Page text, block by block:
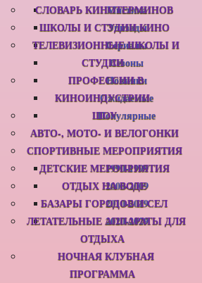
Мистика
Эпизоды
Сериалы
Сезоны
Новинки
Ожидаемые
Популярные
1990-1999
2000-2009
2010-2019
2020-2029
СЛОВАРЬ КИНОТЕРМИНОВ
ШКОЛЫ И СТУДИИ КИНО
ТЕЛЕВИЗИОННЫЕ ШКОЛЫ И
СТУДИИ
ПРОФЕССИИ В
КИНОИНДУСТРИИ
ШОУ
АВТО-, МОТО- И ВЕЛОГОНКИ
СПОРТИВНЫЕ МЕРОПРИЯТИЯ
ДЕТСКИЕ МЕРОПРИЯТИЯ
ОТДЫХ НА ВОДЕ
БАЗАРЫ ГОРОДОВ И СЕЛ
ЛЕТАТЕЛЬНЫЕ АППАРАТЫ ДЛЯ
ОТДЫХА
НОЧНАЯ КЛУБНАЯ
ПРОГРАММА